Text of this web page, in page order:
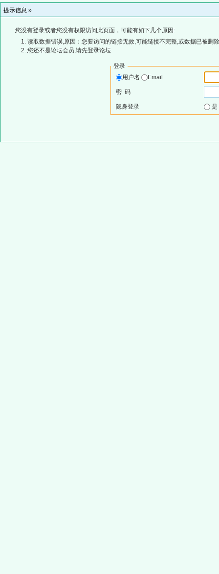
提示信息 »
您没有登录或者您没有权限访问此页面，可能有如下几个原因:
读取数据错误,原因：您要访问的链接无效,可能链接不完整,或数据已被删
您还不是论坛会员,请先登录论坛
登录
用户名
Email
密 码
隐身登录